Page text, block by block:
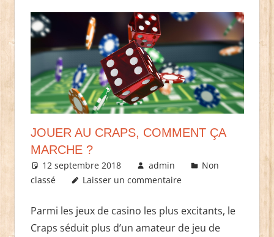
JOUER AU CRAPS, COMMENT ÇA
MARCHE ?
12 septembre 2018 admin
Non
classé
Laisser un commentaire
Parmi les jeux de casino les plus excitants, le
Craps séduit plus d’un amateur de jeu de